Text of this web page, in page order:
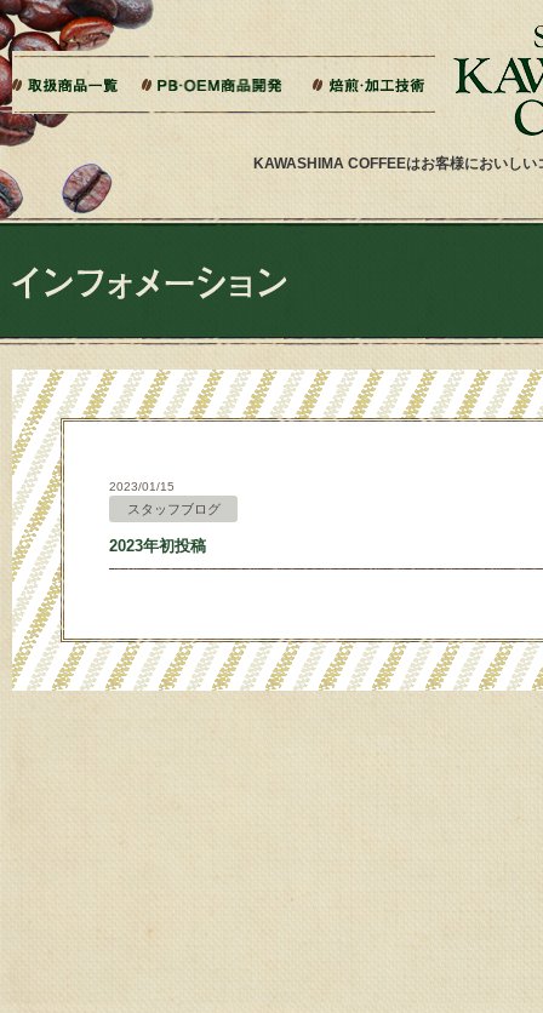
KAWASHIMA COFFEEはお客様においし
本文へジャンプ
ドリップバッグ加工
ティーバッグ加工
リキッドコーヒー加工
オーダー焙煎
パッケージデザイン・印刷
2023/01/15
スタッフブログ
2023年初投稿